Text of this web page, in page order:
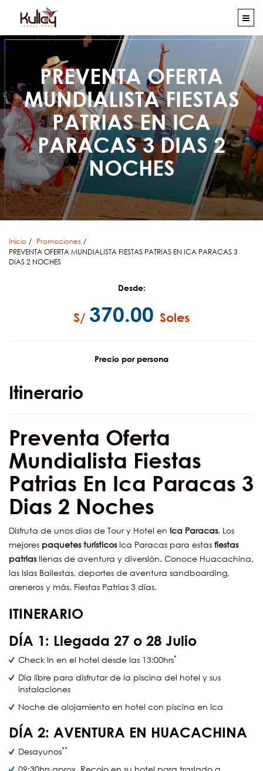
PREVENTA OFERTA
MUNDIALISTA FIESTAS
PATRIAS EN ICA
PARACAS 3 DIAS 2
NOCHES
Inicio
Promociones
PREVENTA OFERTA MUNDIALISTA FIESTAS PATRIAS EN ICA PARACAS 3
DIAS 2 NOCHES
Desde:
S/ 370.00 Soles
Precio por persona
Itinerario
Preventa Oferta
Mundialista Fiestas
Patrias En Ica Paracas 3
Dias 2 Noches
Disfruta de unos días de Tour y Hotel en Ica Paracas. Los
mejores paquetes turísticosIca Paracas para estas fiestas
patriasllenas de aventura y diversión. Conoce Huacachina,
las Islas Ballestas, deportes de aventura sandboarding,
areneros y más. Fiestas Patrias 3 días.
ITINERARIO
DÍA 1: Llegada 27 o 28 Julio
Check In en el hotel desde las 13:00hrs*
Día libre para disfrutar de la piscina del hotel y sus
instalaciones
Noche de alojamiento en hotel con piscina en Ica
DÍA 2: AVENTURA EN HUACACHINA
Desayunos**